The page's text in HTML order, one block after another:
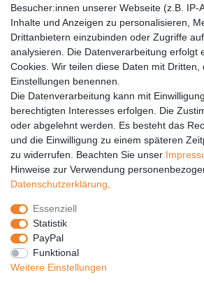
Barrierefreiheit
Anleitungen
Vertrag widerrufen
PARTNER
DHL
GLS
PaketPLUS
SPONSORING
Malchower SV 90
Malchower Wölfe
ZERTIFIKATE
Besucher:innen unserer Webseite (z.B. IP-
Inhalte und Anzeigen zu personalisieren,
Drittanbietern einzubinden oder Zugriffe
analysieren. Die Datenverarbeitung erfolgt
Cookies. Wir teilen diese Daten mit Dritten,
Einstellungen benennen.
Die Datenverarbeitung kann mit
berechtigten Interesses erfolgen. Die
oder abgelehnt werden. Es besteht das
und die Einwilligung zu einem späteren
zu widerrufen. Beachten Sie unser
Hinweise zur Verwendung
Daten­schutz­erklärung
Essenziell
Statistik
PayPal
Funktional
Weitere Einstellungen